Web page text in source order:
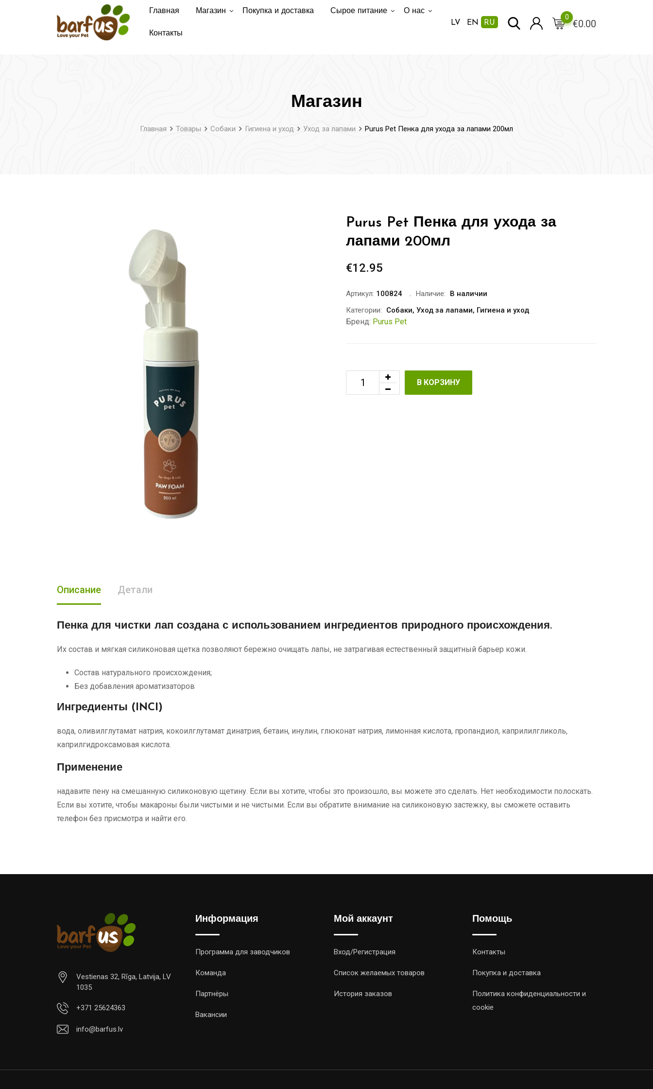
Главная Магазин Покупка и доставка Сырое питание О нас
Контакты
LV EN RU €0.00
0
Магазин
Главная Товары Собаки Гигиена и уход Уход за лапами Purus Pet Пенка для ухода за лапами 200мл
Purus Pet Пенка для ухода за
лапами 200мл
€12.95
Артикул: 100824 Наличие:
В наличии
Категории:
Собаки, Уход за лапами, Гигиена и уход
Бренд: Purus Pet
В КОРЗИНУ
Описание Детали
Пенка для чистки лап создана с использованием ингредиентов природного происхождения.
Их состав и мягкая силиконовая щетка позволяют бережно очищать лапы, не затрагивая естественный защитный барьер кожи.
Состав натурального происхождения;
Без добавления ароматизаторов
Ингредиенты (INCI)
вода, оливилглутамат натрия, кокоилглутамат динатрия, бетаин, инулин, глюконат натрия, лимонная кислота, пропандиол, каприлилгликоль,
каприлгидроксамовая кислота.
Применение
надавите пену на смешанную силиконовую щетину. Если вы хотите, чтобы это произошло, вы можете это сделать. Нет необходимости полоскать.
Если вы хотите, чтобы макароны были чистыми и не чистыми. Если вы обратите внимание на силиконовую застежку, вы сможете оставить
телефон без присмотра и найти его.
Vestienas 32, Rīga, Latvija, LV
1035
+371 25624363
info@barfus.lv
Информация
Программа для заводчиков
Команда
Партнёры
Вакансии
Мой аккаунт
Вход/Регистрация
Список желаемых товаров
История заказов
Помощь
Контакты
Покупка и доставка
Политика конфиденциальности и
cookie